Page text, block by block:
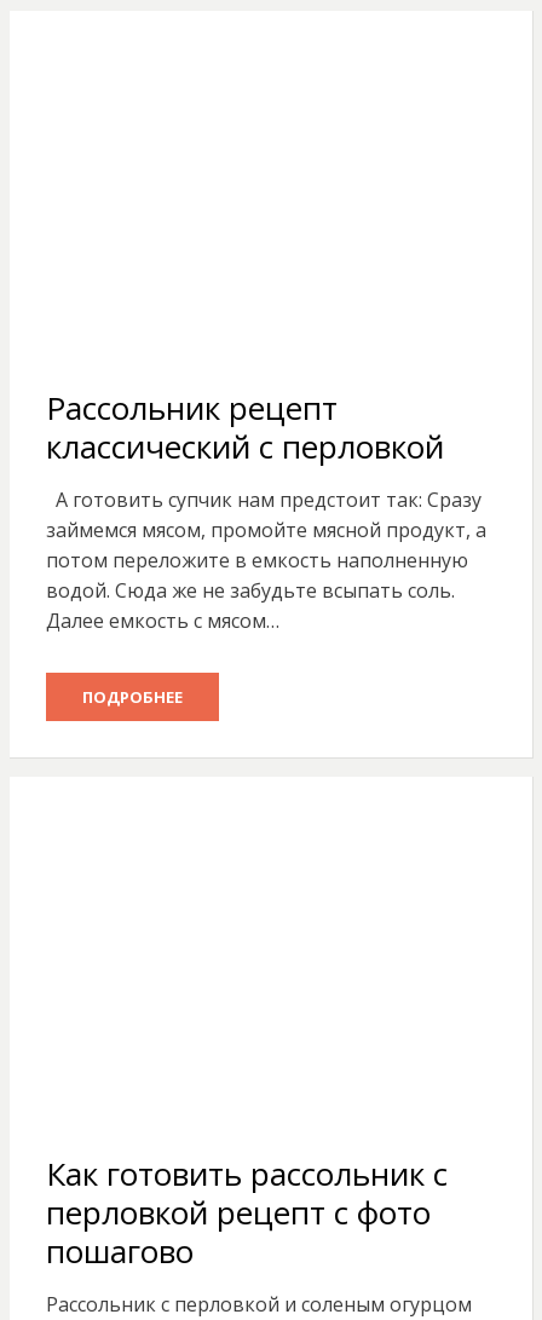
Рассольник рецепт
классический с перловкой
А готовить супчик нам предстоит так: Сразу
займемся мясом, промойте мясной продукт, а
потом переложите в емкость наполненную
водой. Сюда же не забудьте всыпать соль.
Далее емкость с мясом…
ПОДРОБНЕЕ
Как готовить рассольник с
перловкой рецепт с фото
пошагово
Рассольник с перловкой и соленым огурцом